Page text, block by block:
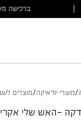
מוצרי יודאיקה מוצרים
-האש שלי